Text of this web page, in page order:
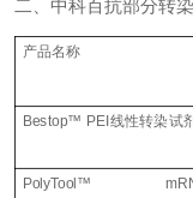
二、 中科百抗部分转
产品名称
Bestop™ PEI 线性转染试剂
PolyTool™